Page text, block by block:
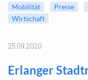
Mo­bi­li­tät
Pres­se
Wirt­schaft
25.09.2020
Er­lan­ger